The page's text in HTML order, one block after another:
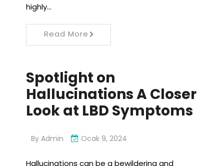
highly…
Read More
Spotlight on
Hallucinations A Closer
Look at LBD Symptoms
By Admin Ocak 9, 2024
Hallucinations can be a bewildering and